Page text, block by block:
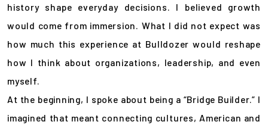
history shape everyday decisions. I believed growth
would come from immersion. What I did not expect was
how much this experience at Bulldozer would reshape
how I think about organizations, leadership, and even
myself.
At the beginning, I spoke about being a “Bridge Builder.” I
imagined that meant connecting cultures, American and